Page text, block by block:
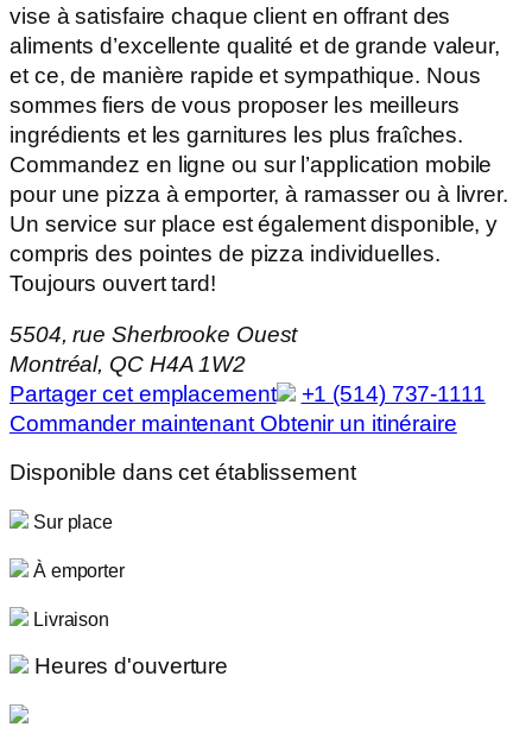
vise à satisfaire chaque client en offrant des
aliments d’excellente qualité et de grande valeur,
et ce, de manière rapide et sympathique. Nous
sommes fiers de vous proposer les meilleurs
ingrédients et les garnitures les plus fraîches.
Commandez en ligne ou sur l’application mobile
pour une pizza à emporter, à ramasser ou à livrer.
Un service sur place est également disponible, y
compris des pointes de pizza individuelles.
Toujours ouvert tard!
5504, rue Sherbrooke Ouest
Montréal, QC H4A 1W2
Partager cet emplacement
+1 (514) 737-1111
Commander maintenant Obtenir un itinéraire
Disponible dans cet établissement
Sur place
À emporter
Livraison
Heures d'ouverture